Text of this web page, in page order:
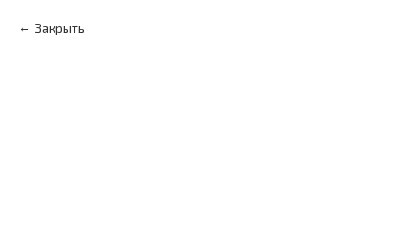
Закрыть